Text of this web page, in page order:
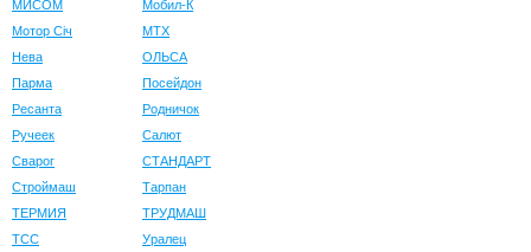
МИСОМ
Мобил-К
Мотор Сiч
МТХ
Нева
ОЛЬСА
Парма
Посейдон
Ресанта
Родничок
Ручеек
Салют
Сварог
СТАНДАРТ
Строймаш
Тарпан
ТЕРМИЯ
ТРУДМАШ
ТСС
Уралец